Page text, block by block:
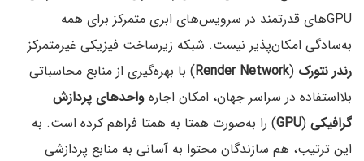
GPUهای قدرتمند در سرویس‌های ابری متمرکز برای همه
به‌سادگی امکان‌پذیر نیست. شبکه‌ زیرساخت فیزیکی غیرمتمرکز
رندر نتورک (
Render Network) با بهره‌گیری از منابع محاسباتی
بلااستفاده در سراسر جهان، امکان اجاره واحدهای پردازش
گرافیکی (
GPU) را به‌صورت همتا به همتا فراهم کرده است. به
این ترتیب، هم سازندگان محتوا به آسانی به منابع پردازشی